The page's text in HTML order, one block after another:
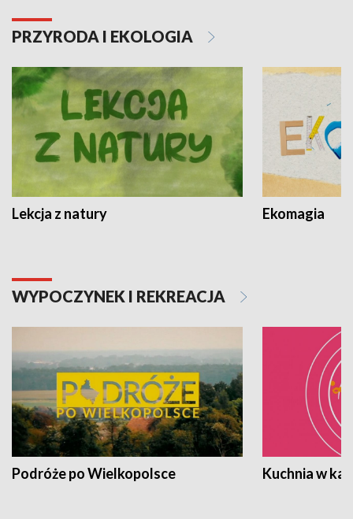
PRZYRODA I EKOLOGIA
Lekcja z natury Ekomagia
WYPOCZYNEK I REKREACJA
Podróże po Wielkopolsce Kuchnia w